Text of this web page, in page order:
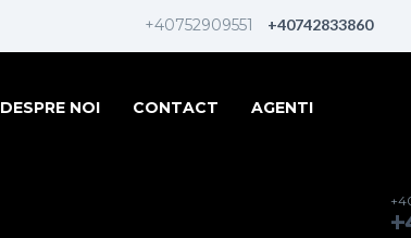
+40752909551 +40742833860
DESPRE NOI CONTACT AGENTI